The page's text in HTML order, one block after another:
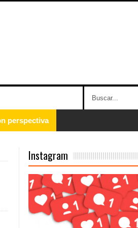
la clausura
París
Rock Café
Instagram